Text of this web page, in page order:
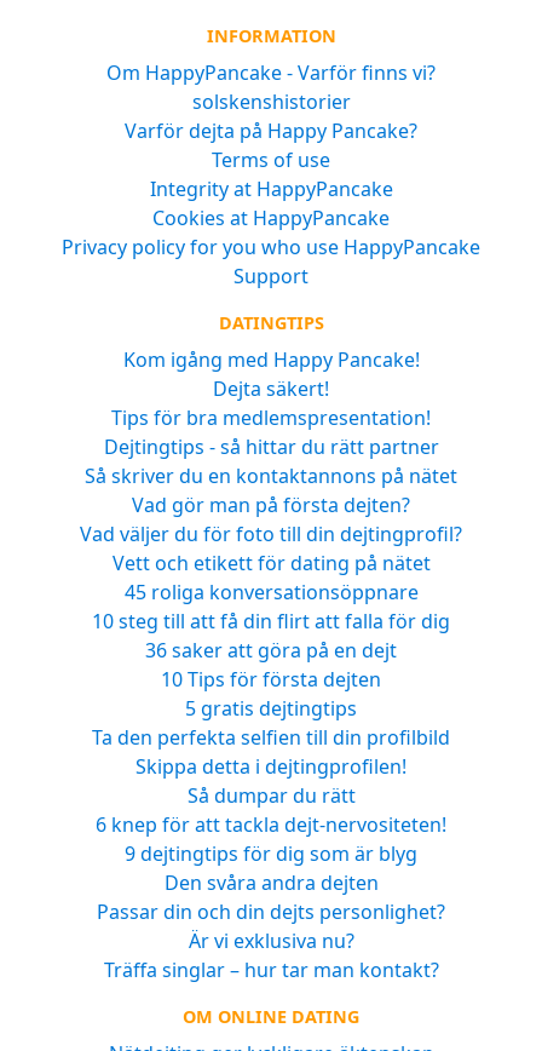
INFORMATION
Om HappyPancake - Varför finns vi?
solskenshistorier
Varför dejta på Happy Pancake?
Terms of use
Integrity at HappyPancake
Cookies at HappyPancake
Privacy policy for you who use HappyPancake
Support
DATINGTIPS
Kom igång med Happy Pancake!
Dejta säkert!
Tips för bra medlemspresentation!
Dejtingtips - så hittar du rätt partner
Så skriver du en kontaktannons på nätet
Vad gör man på första dejten?
Vad väljer du för foto till din dejtingprofil?
Vett och etikett för dating på nätet
45 roliga konversationsöppnare
10 steg till att få din flirt att falla för dig
36 saker att göra på en dejt
10 Tips för första dejten
5 gratis dejtingtips
Ta den perfekta selfien till din profilbild
Skippa detta i dejtingprofilen!
Så dumpar du rätt
6 knep för att tackla dejt-nervositeten!
9 dejtingtips för dig som är blyg
Den svåra andra dejten
Passar din och din dejts personlighet?
Är vi exklusiva nu?
Träffa singlar – hur tar man kontakt?
OM ONLINE DATING